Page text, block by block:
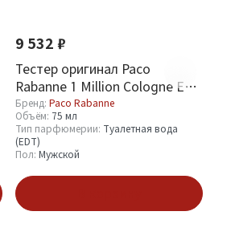
9 532 ₽
Тестер оригинал Paco
Rabanne 1 Million Cologne Edt
(M) 75 мл
Бренд: Paco Rabanne
Объём: 75 мл
Тип парфюмерии: Туалетная вода
(EDT)
Пол: Мужской